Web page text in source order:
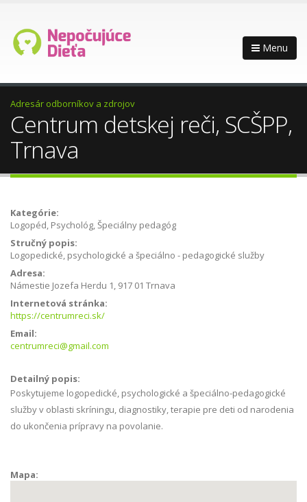
Menu
Adresár odborníkov a zdrojov
Centrum detskej reči, SCŠPP,
Trnava
Kategórie:
Logopéd, Psychológ, Špeciálny pedagóg
Stručný popis:
Logopedické, psychologické a špeciálno - pedagogické služby
Adresa:
Námestie Jozefa Herdu 1, 917 01 Trnava
Internetová stránka:
https://centrumreci.sk/
Email:
centrumreci@gmail.com
Detailný popis:
Poskytujeme logopedické, psychologické a špeciálno-pedagogické
služby v oblasti skríningu, diagnostiky, terapie pre deti od narodenia
do ukončenia prípravy na povolanie.
Mapa: